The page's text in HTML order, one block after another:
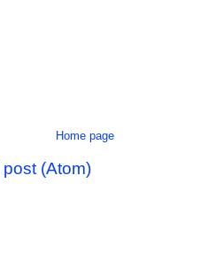
Home page
(Atom)